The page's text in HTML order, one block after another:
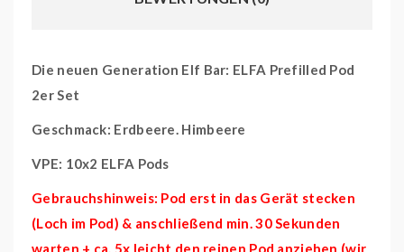
Die neuen Generation Elf Bar: ELFA Prefilled Pod
2er Set
Geschmack: Erdbeere. Himbeere
VPE: 10x2 ELFA Pods
Gebrauchshinweis: Pod erst in das Gerät stecken
(Loch im Pod) & anschließend min. 30 Sekunden
warten + ca. 5x leicht den reinen Pod anziehen (wir